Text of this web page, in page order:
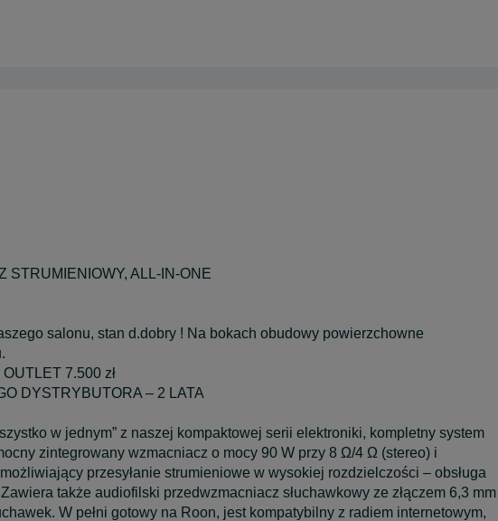
STRUMIENIOWY, ALL-IN-ONE
salonu, stan d.dobry ! Na bokach obudowy powierzchowne
7.500 zł
DYSTRYBUTORA – 2 LATA
w jednym” z naszej kompaktowej serii elektroniki, kompletny system
zintegrowany wzmacniacz o mocy 90 W przy 8 Ω/4 Ω (stereo) i
przesyłanie strumieniowe w wysokiej rozdzielczości – obsługa
także audiofilski przedwzmacniacz słuchawkowy ze złączem 6,3 mm
W pełni gotowy na Roon, jest kompatybilny z radiem internetowym,